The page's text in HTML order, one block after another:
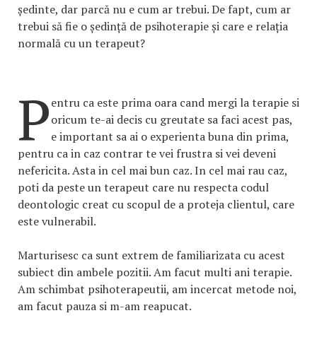
ședinte, dar parcă nu e cum ar trebui. De fapt, cum ar
trebui să fie o ședință de psihoterapie și care e relația
normală cu un terapeut?
Pentru ca este prima oara cand mergi la terapie si
oricum te-ai decis cu greutate sa faci acest pas,
e important sa ai o experienta buna din prima,
pentru ca in caz contrar te vei frustra si vei deveni
nefericita. Asta in cel mai bun caz. In cel mai rau caz,
poti da peste un terapeut care nu respecta codul
deontologic creat cu scopul de a proteja clientul, care
este vulnerabil.
Marturisesc ca sunt extrem de familiarizata cu acest
subiect din ambele pozitii. Am facut multi ani terapie.
Am schimbat psihoterapeutii, am incercat metode noi,
am facut pauza si m-am reapucat.